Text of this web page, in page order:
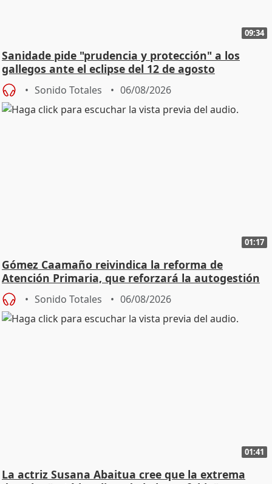
09:34
Sanidade pide "prudencia y protección" a los
gallegos ante el eclipse del 12 de agosto
Sonido Totales 06/08/2026
01:17
Gómez Caamaño reivindica la reforma de
Atención Primaria, que reforzará la autogestión
Sonido Totales 06/08/2026
01:41
La actriz Susana Abaitua cree que la extrema